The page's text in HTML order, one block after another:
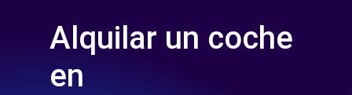
Alquilar un coche
en